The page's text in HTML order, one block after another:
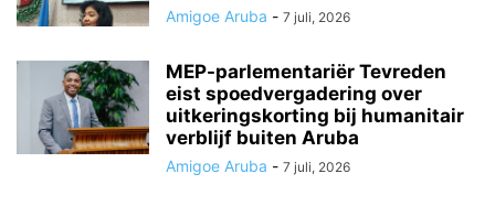
Amigoe Aruba - 7 juli, 2026
MEP-parlementariër Tevreden
eist spoedvergadering over
uitkeringskorting bij humanitair
verblijf buiten Aruba
Amigoe Aruba - 7 juli, 2026